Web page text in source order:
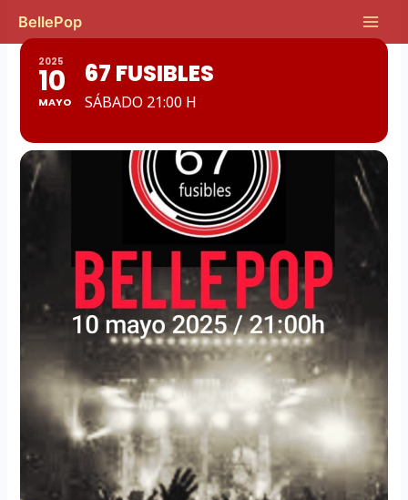
contenido
BellePop
Main
2025
10
MAYO
67 FUSIBLES
SÁBADO 21:00 H